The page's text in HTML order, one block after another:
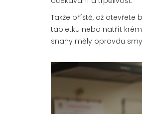
Takže příště, až
tabletku nebo natřít
snahy měly opravdu